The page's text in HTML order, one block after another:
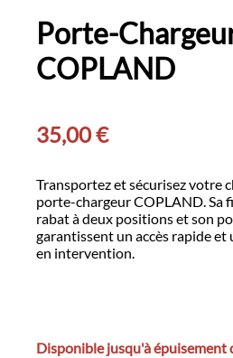
Porte-
COPLAND
35,00€
Transportez et sécurisez votre
porte-chargeur COPLAND. Sa
rabat à deux positions et son
garantissent un accès rapide
en intervention.
Disponible jusqu'à épuisement